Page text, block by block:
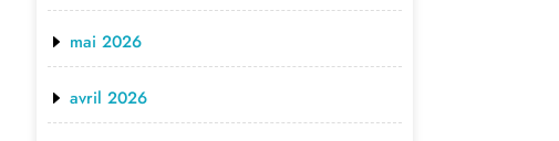
mai 2026
avril 2026